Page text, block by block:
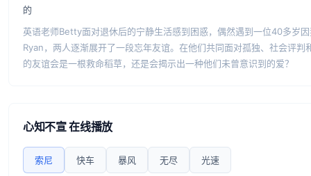
的
英语老师Betty面对退休后的宁静生活感到困惑，偶然遇到一位40多岁
Ryan，两人逐渐展开了一段忘年友谊。在他们共同面对孤独、社会评判
的友谊会是一根救命稻草，还是会揭示出一种他们未曾意识到的爱？
心知不宣 在线播放
索尼 快车 暴风 无尽 光速